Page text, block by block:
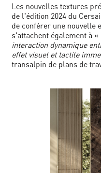
Les nouvelles textures
de l'édition 2024 du
de conférer une nouvelle
s'attachent également à «
interaction dynamique
effet visuel et tactile
transalpin de plans de